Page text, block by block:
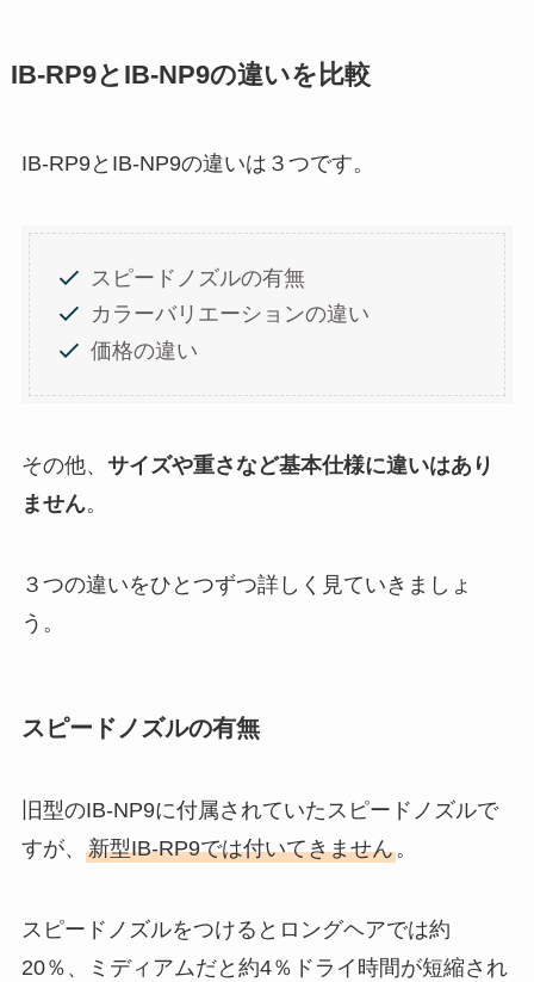
IB-RP9とIB-NP9の違いを比較
IB-RP9とIB-NP9の違いは３つです。
スピードノズルの有無
カラーバリエーションの違い
価格の違い
その他、 サイズや重さなど基本仕様に違いはあり
ません。
３つの違いをひとつずつ詳しく見ていきましょ
う。
スピードノズルの有無
旧型のIB-NP9に付属されていたスピードノズルで
すが、 新型IB-RP9では付いてきません。
スピードノズルをつけるとロングヘアでは約
20％、ミディアムだと約4％ドライ時間が短縮され